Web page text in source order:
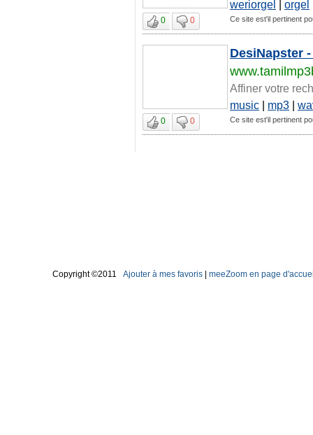
weriorgel orgel
0 0 Ce site est'il pertinent
DesiNapster
Affiner votre
music | mp3 |
0 0 Ce site est'il pertinent
Copyright ©2011 Ajouter à mes favoris meeZoom en page